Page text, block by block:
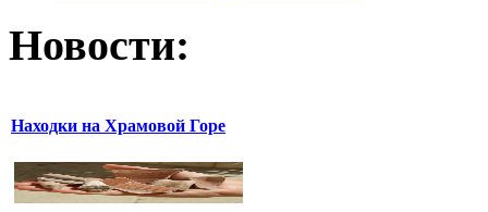
Новости:
Находки на Храмовой Горе